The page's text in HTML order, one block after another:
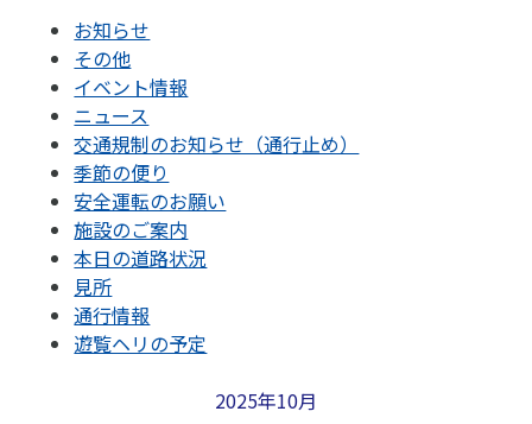
お知らせ
その他
イベント情報
ニュース
交通規制のお知らせ（通行止め）
季節の便り
安全運転のお願い
施設のご案内
本日の道路状況
見所
通行情報
遊覧ヘリの予定
2025年10月